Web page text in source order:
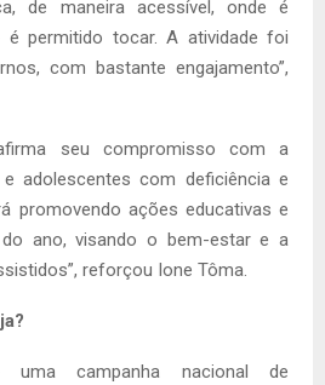
de maneira acessível, onde é
permitido tocar. A atividade foi
com bastante engajamento”,
seu compromisso com a
adolescentes com deficiência e
promovendo ações educativas e
ano, visando o bem-estar e a
reforçou Ione Tôma.
campanha nacional de